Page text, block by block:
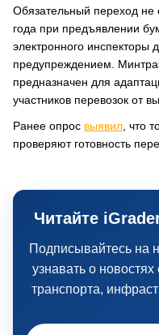
Обязательный переход не
года при предъявлении
электронного инспекторы
предупреждением.
предназначен для
участников перевозок от
Ранее опрос выявил , что
проверяют готовность
Читайте
Подписывайтесь на
узнавать о
транспорта,